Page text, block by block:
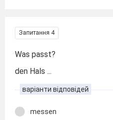
Запитання 4
Was passt?
den Hals ...
варіанти відповідей
messen